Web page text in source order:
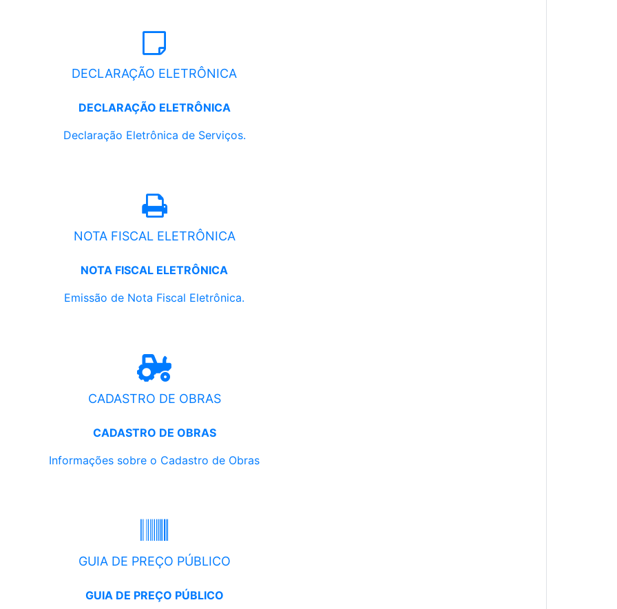
DECLARAÇÃO ELETRÔNICA
DECLARAÇÃO ELETRÔNICA
Declaração Eletrônica de Serviços.
NOTA FISCAL ELETRÔNICA
NOTA FISCAL ELETRÔNICA
Emissão de Nota Fiscal Eletrônica.
CADASTRO DE OBRAS
CADASTRO DE OBRAS
Informações sobre o Cadastro de Obras
GUIA DE PREÇO PÚBLICO
GUIA DE PREÇO PÚBLICO